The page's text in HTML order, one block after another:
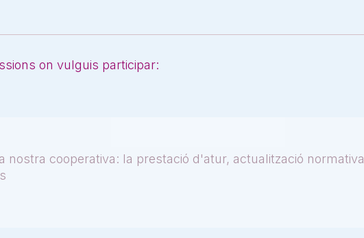
on vulguis participar:
nostra cooperativa: la prestació d'atur, actualització normativa